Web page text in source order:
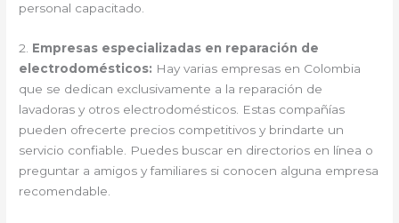
personal capacitado.
2. Empresas especializadas en reparación de
electrodomésticos: Hay varias empresas en Colombia
que se dedican exclusivamente a la reparación de
lavadoras y otros electrodomésticos. Estas compañías
pueden ofrecerte precios competitivos y brindarte un
servicio confiable. Puedes buscar en directorios en línea o
preguntar a amigos y familiares si conocen alguna empresa
recomendable.